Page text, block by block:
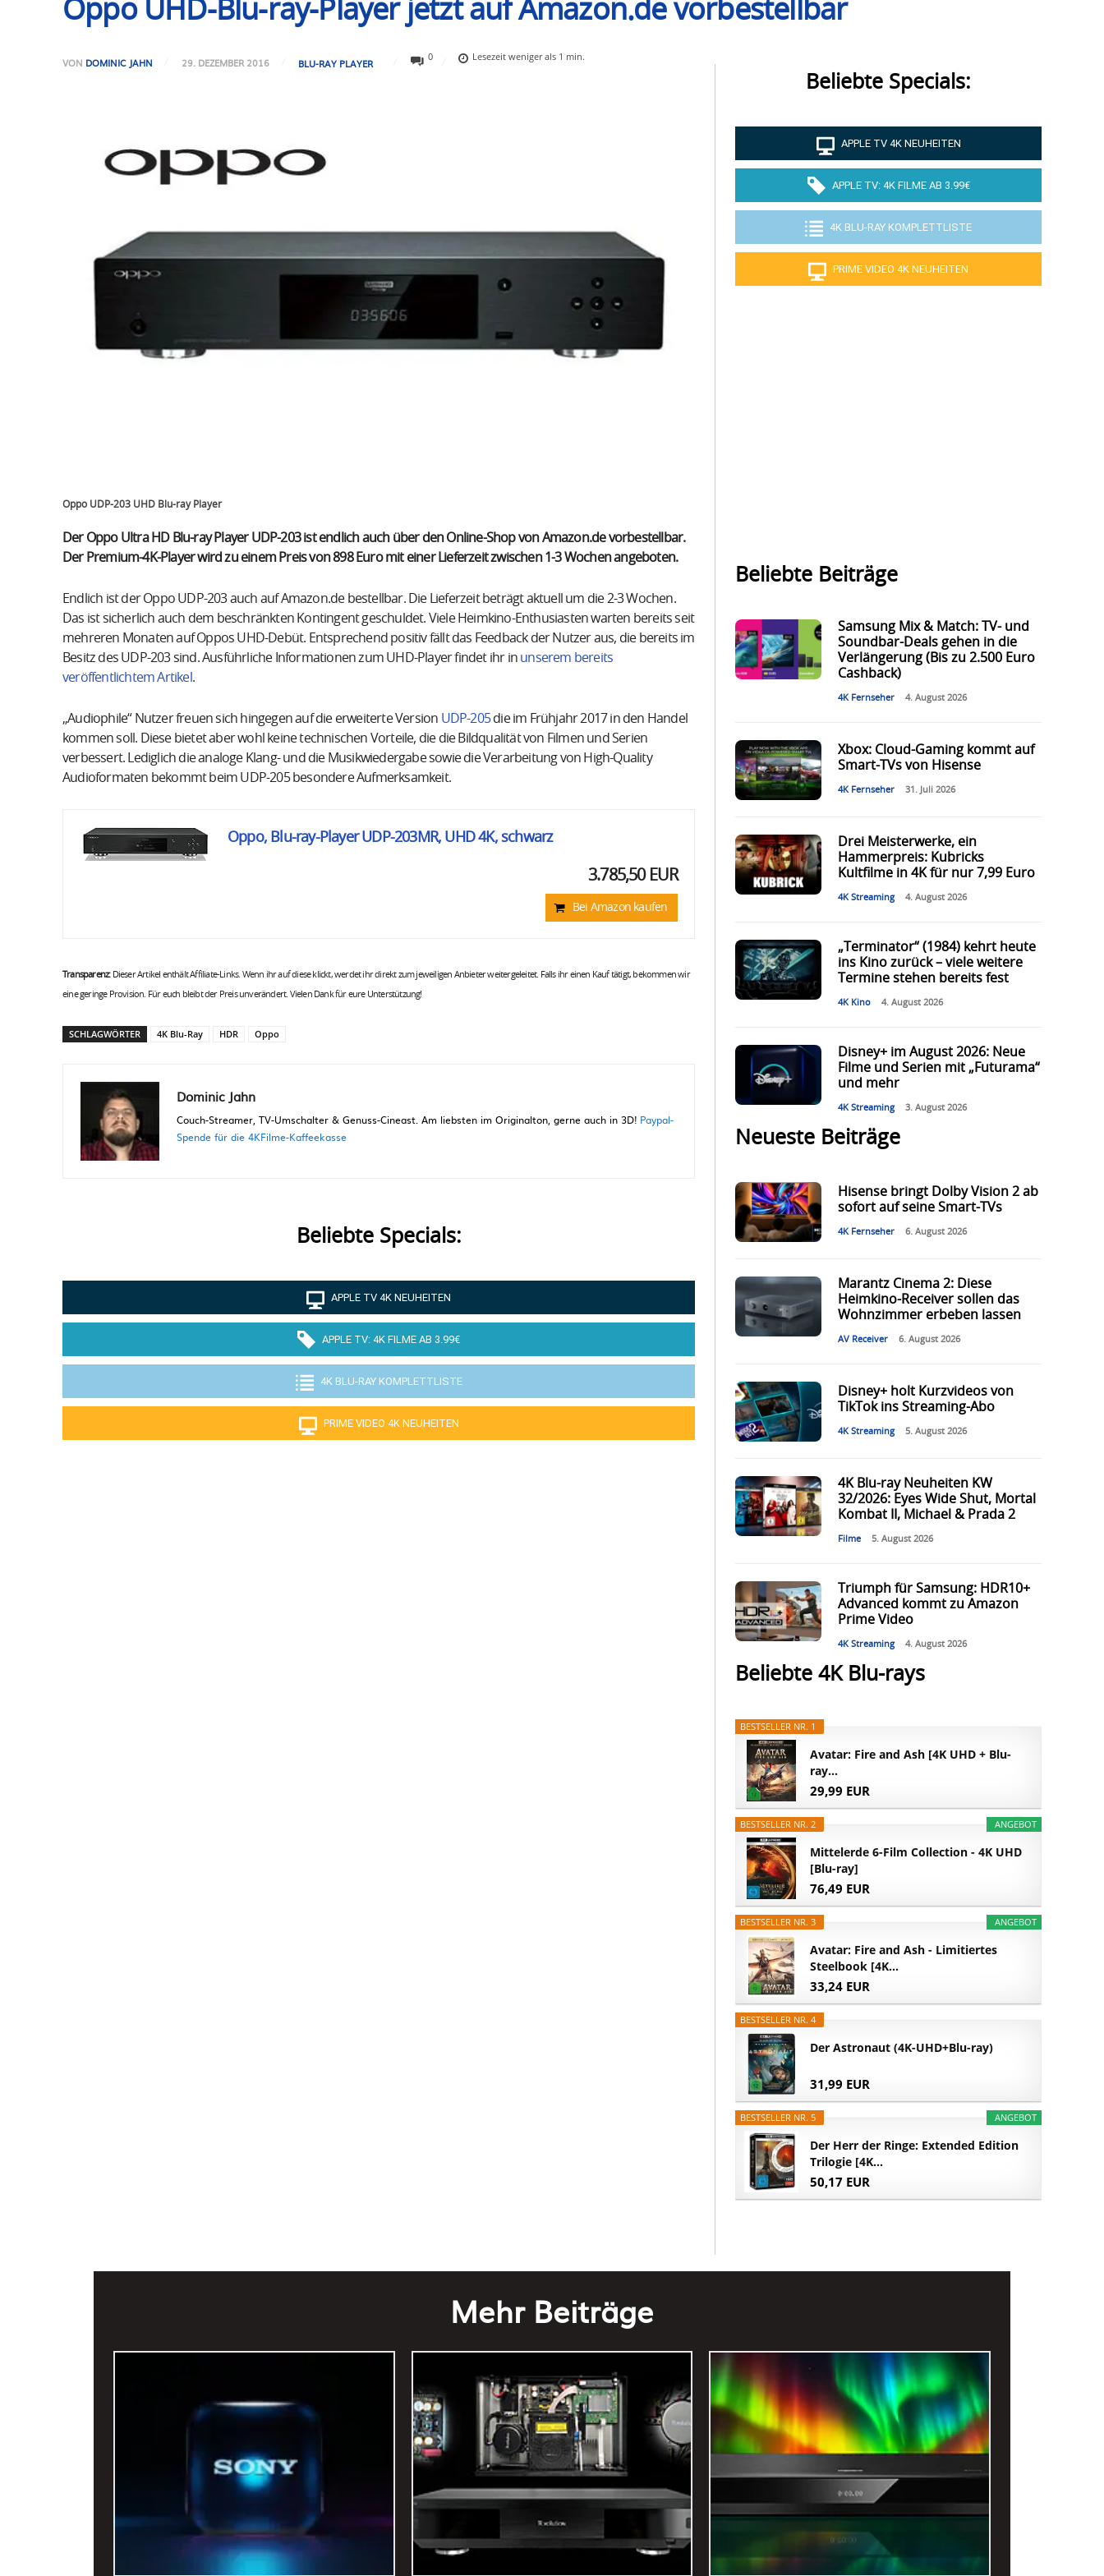
Oppo UHD-Blu-ray-Player jetzt auf Amazon.de vorbestellbar
VON DOMINIC JAHN 29. DEZEMBER 2016 BLU-RAY PLAYER
0 Lesezeitweniger als 1 min.
Oppo UDP-203 UHD Blu-ray Player
Der Oppo Ultra HD Blu-ray Player UDP-203 ist endlich auch über den Online-Shop von Amazon.de vorbestellbar.
Der Premium-4K-Player wird zu einem Preis von 898 Euro mit einer Lieferzeit zwischen 1-3 Wochen angeboten.
Endlich ist der Oppo UDP-203 auch auf Amazon.de bestellbar. Die Lieferzeit beträgt aktuell um die 2-3 Wochen.
Das ist sicherlich auch dem beschränkten Kontingent geschuldet. Viele Heimkino-Enthusiasten warten bereits seit
mehreren Monaten auf Oppos UHD-Debüt. Entsprechend positiv fällt das Feedback der Nutzer aus, die bereits im
Besitz des UDP-203 sind. Ausführliche Informationen zum UHD-Player findet ihr in unserem bereits
veröffentlichtem Artikel .
„Audiophile“ Nutzer freuen sich hingegen auf die erweiterte Version UDP-205die im Frühjahr 2017 in den Handel
kommen soll. Diese bietet aber wohl keine technischen Vorteile, die die Bildqualität von Filmen und Serien
verbessert. Lediglich die analoge Klang- und die Musikwiedergabe sowie die Verarbeitung von High-Quality
Audioformaten bekommt beim UDP-205 besondere Aufmerksamkeit.
Oppo, Blu-ray-Player UDP-203MR, UHD 4K, schwarz
3.785,50 EUR
Bei Amazon kaufen
Transparenz:Dieser Artikel enthält Affiliate-Links. Wenn ihr auf diese klickt, werdet ihr direkt zum jeweiligen Anbieter weitergeleitet. Falls ihr einen Kauf tätigt, bekommen wir
eine geringe Provision. Für euch bleibt der Preis unverändert. Vielen Dank für eure Unterstützung!
SCHLAGWÖRTER 4K Blu-Ray HDR Oppo
Dominic Jahn
Couch-Streamer, TV-Umschalter & Genuss-Cineast. Am liebsten im Originalton, gerne auch in 3D! Paypal-
Spende für die 4KFilme-Kaffeekasse
Beliebte Specials:
APPLE TV 4K NEUHEITEN
APPLE TV: 4K FILME AB 3.99€
4K BLU-RAY KOMPLETTLISTE
PRIME VIDEO 4K NEUHEITEN
Beliebte Specials:
APPLE TV 4K NEUHEITEN
APPLE TV: 4K FILME AB 3.99€
4K BLU-RAY KOMPLETTLISTE
PRIME VIDEO 4K NEUHEITEN
Beliebte Beiträge
Samsung Mix & Match: TV- und
Soundbar-Deals gehen in die
Verlängerung (Bis zu 2.500 Euro
Cashback)
4K Fernseher 4. August 2026
Xbox: Cloud-Gaming kommt auf
Smart-TVs von Hisense
4K Fernseher 31. Juli 2026
Drei Meisterwerke, ein
Hammerpreis: Kubricks
Kultfilme in 4K für nur 7,99 Euro
4K Streaming 4. August 2026
„Terminator“ (1984) kehrt heute
ins Kino zurück – viele weitere
Termine stehen bereits fest
4K Kino 4. August 2026
Disney+ im August 2026: Neue
Filme und Serien mit „Futurama“
und mehr
4K Streaming 3. August 2026
Neueste Beiträge
Hisense bringt Dolby Vision 2 ab
sofort auf seine Smart-TVs
4K Fernseher 6. August 2026
Marantz Cinema 2: Diese
Heimkino-Receiver sollen das
Wohnzimmer erbeben lassen
AV Receiver 6. August 2026
Disney+ holt Kurzvideos von
TikTok ins Streaming-Abo
4K Streaming 5. August 2026
4K Blu-ray Neuheiten KW
32/2026: Eyes Wide Shut, Mortal
Kombat II, Michael & Prada 2
Filme 5. August 2026
Triumph für Samsung: HDR10+
Advanced kommt zu Amazon
Prime Video
4K Streaming 4. August 2026
Beliebte 4K Blu-rays
BESTSELLER NR. 1
Avatar: Fire and Ash [4K UHD + Blu-
ray...
29,99 EUR
ANGEBOT
BESTSELLER NR. 2
Mittelerde 6-Film Collection - 4K UHD
[Blu-ray]
76,49 EUR
ANGEBOT
BESTSELLER NR. 3
Avatar: Fire and Ash - Limitiertes
Steelbook [4K...
33,24 EUR
BESTSELLER NR. 4
Der Astronaut (4K-UHD+Blu-ray)
31,99 EUR
ANGEBOT
BESTSELLER NR. 5
Der Herr der Ringe: Extended Edition
Trilogie [4K...
50,17 EUR
Mehr Beiträge